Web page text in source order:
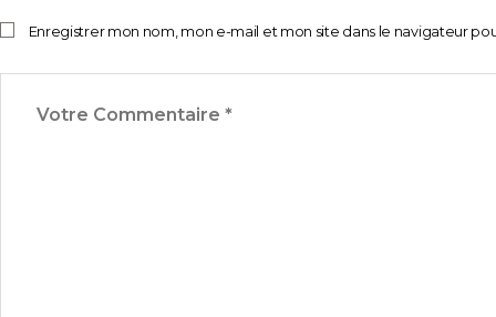
Enregistrer mon nom, mon e-mail et mon site dans le navigateur